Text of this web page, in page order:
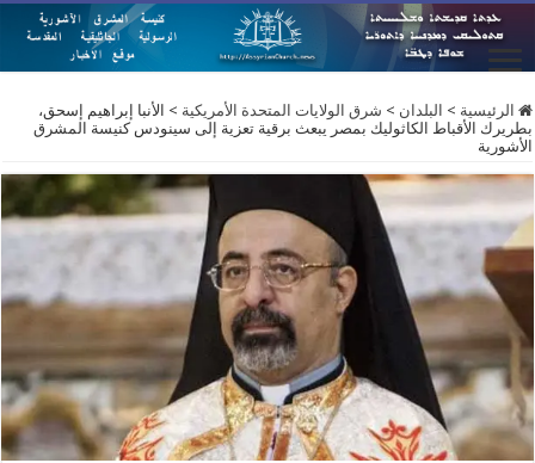
الرئيسية > البلدان > شرق الولايات المتحدة الأمريكية > الأنبا إبراهيم إسحق،
بطريرك الأقباط الكاثوليك بمصر يبعث برقية تعزية إلى سينودس كنيسة المشرق
الأشورية